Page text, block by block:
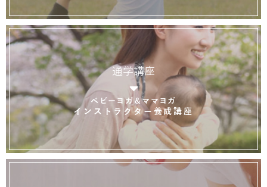
通学講座
ベビーヨガ＆ママヨガ
インストラクター養成講座